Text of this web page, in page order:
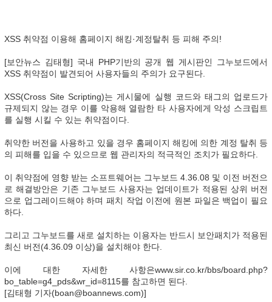
XSS 취약점 이용해 홈페이지 해킹·계정탈취 등 피해 주의!
[보안뉴스 김태형] 국내 PHP기반의 공개 웹 게시판인 그누보드에서
XSS 취약점이 발견되어 사용자들의 주의가 요구된다.
XSS(Cross Site Scripting)는 게시물에 실행 코드와 태그의 업로드가
규제되지 않는 경우 이를 악용해 열람한 타 사용자에게 악성 스크립트
를 실행 시킬 수 있는 취약점이다.
취약한 버전을 사용하고 있을 경우 홈페이지 해킹에 의한 계정 탈취 등
의 피해를 입을 수 있으므로 웹 관리자의 적극적인 조치가 필요하다.
이 취약점에 영향 받는 소프트웨어는 그누보드 4.36.08 및 이전 버전으
로 해결방안은 기존 그누보드 사용자는 업데이트가 적용된 상위 버전
으로 업그레이드해야 하며 패치 작업 이전에 원본 파일은 백업이 필요
하다.
그리고 그누보드를 새로 설치하는 이용자는 반드시 보안패치가 적용된
최신 버전(4.36.09 이상)을 설치해야 한다.
이에 대한 자세한 사항은www.sir.co.kr/bbs/board.php?
bo_table=g4_pds&wr_id=8115를 참고하면 된다.
[김태형 기자(boan@boannews.com)]